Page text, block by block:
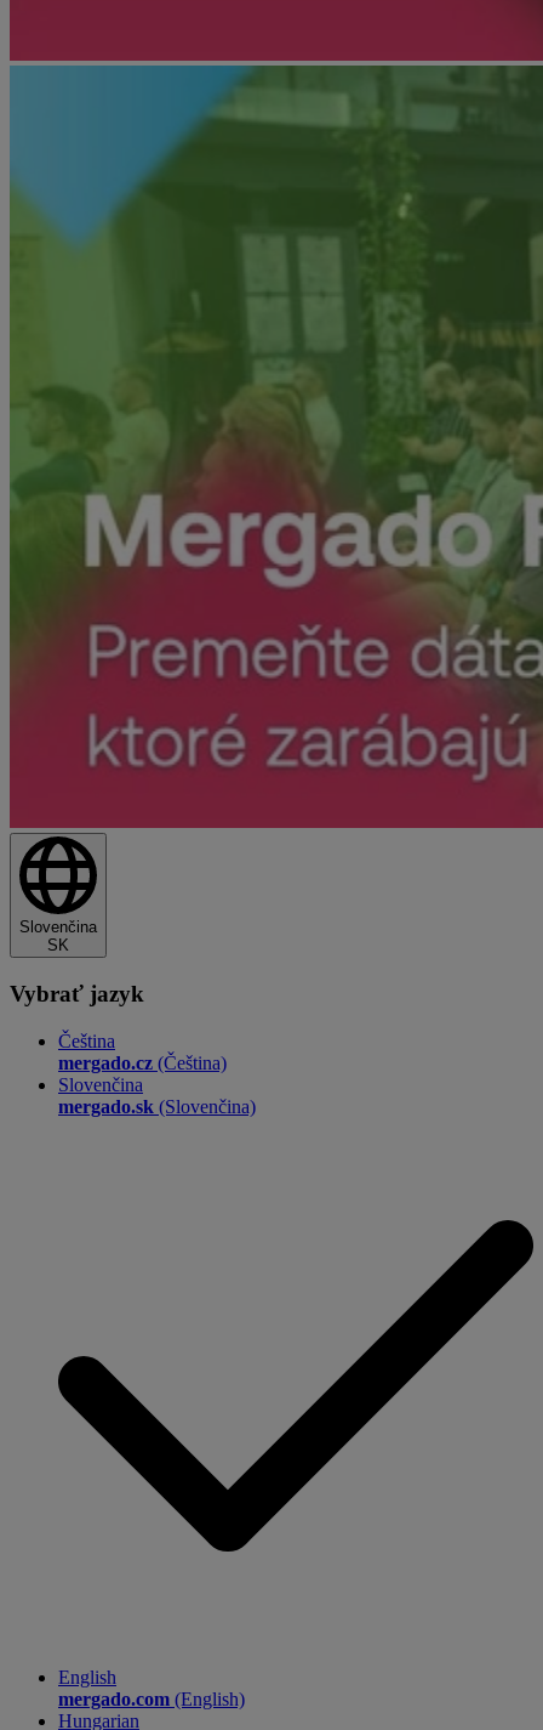
Slovenčina
SK
Vybrať jazyk
Čeština
mergado.cz (Čeština)
Slovenčina
mergado.sk (Slovenčina)
English
mergado.com (English)
Hungarian